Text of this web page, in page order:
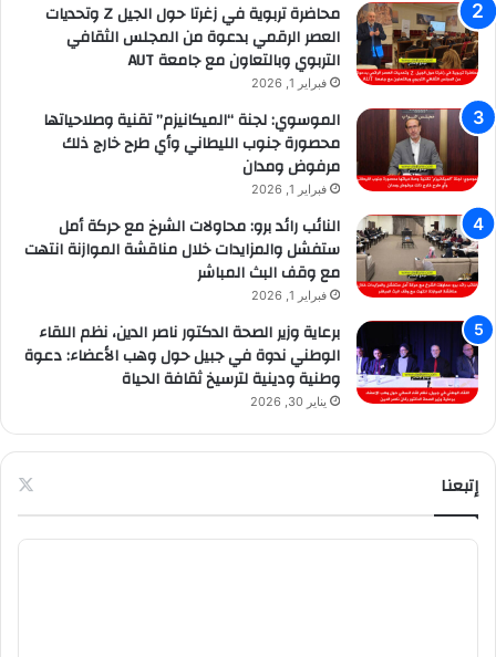
محاضرة تربوية في زغرتا حول الجيل Z وتحديات
العصر الرقمي بدعوة من المجلس الثقافي
التربوي وبالتعاون مع جامعة AUT
فبراير 1, 2026
الموسوي: لجنة “الميكانيزم” تقنية وصلاحياتها
محصورة جنوب الليطاني وأي طرح خارج ذلك
مرفوض ومدان
فبراير 1, 2026
النائب رائد برو: محاولات الشرخ مع حركة أمل
ستفشل والمزايدات خلال مناقشة الموازنة انتهت
مع وقف البث المباشر
فبراير 1, 2026
برعاية وزير الصحة الدكتور ناصر الدين، نظم اللقاء
الوطني ندوة في جبيل حول وهب الأعضاء: دعوة
وطنية ودينية لترسيخ ثقافة الحياة
يناير 30, 2026
إتبعنا